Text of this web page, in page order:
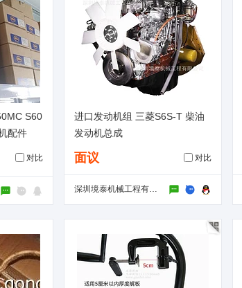
S60
配件
对比
进口发动机组 三菱S6S-T 柴油
发动机总成
面议 对比
深圳境泰机械工程有限公司